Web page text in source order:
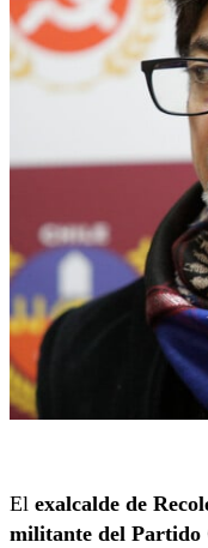
El exalcalde de
militante del Partido